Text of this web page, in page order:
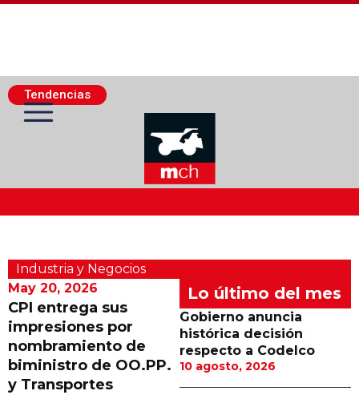
Tendencias
Actualidad Minera
Minería Superficie
Minerí­a Subterránea
Proveedores
Industria y Negocios
May 20, 2026
CPI entrega sus
impresiones por
nombramiento de
biministro de OO.PP.
y Transportes
Lo último del mes
Gobierno anuncia
histórica decisión
respecto a Codelco
10 agosto, 2026